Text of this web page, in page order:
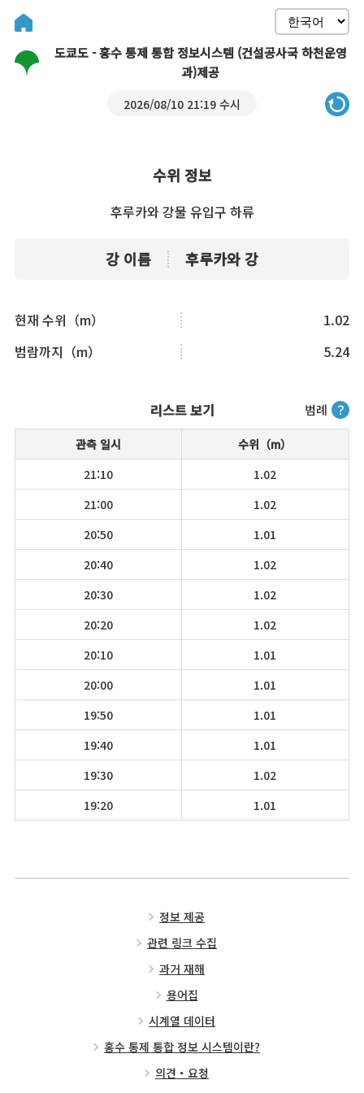
도쿄도 - 홍수 통제 통합 정보시스템 (건설공사국 하천운영
과)제공
2026/08/10 21:19 수시
수위 정보
후루카와 강물 유입구 하류
강 이름 후루카와 강
현재 수위（m）
1.02
범람까지（m）
5.24
범례 ？
리스트 보기
관측 일시
수위（m）
21:10
1.02
21:00
1.02
20:50
1.01
20:40
1.02
20:30
1.02
20:20
1.02
20:10
1.01
20:00
1.01
19:50
1.01
19:40
1.01
19:30
1.02
19:20
1.01
정보 제공
관련 링크 수집
과거 재해
용어집
시계열 데이터
홍수 통제 통합 정보 시스템이란?
의견・요청